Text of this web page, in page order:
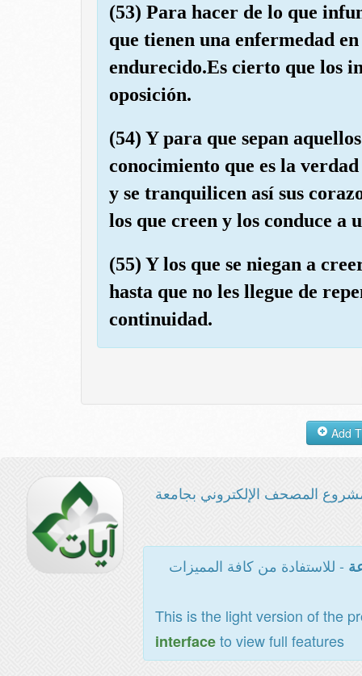
(53) Para hacer de lo que
que tienen una enfermedad
endurecido.Es cierto que los
oposición.
(54) Y para que sepan
conocimiento que es la
y se tranquilicen así sus
los que creen y los conduce a
(55) Y los que se niegan a
hasta que no les llegue de
continuidad.
المصحف الإلكتروني بجامعة
- للاستفادة من كافة المميزات
This is the light version of the
interfaceto view full features